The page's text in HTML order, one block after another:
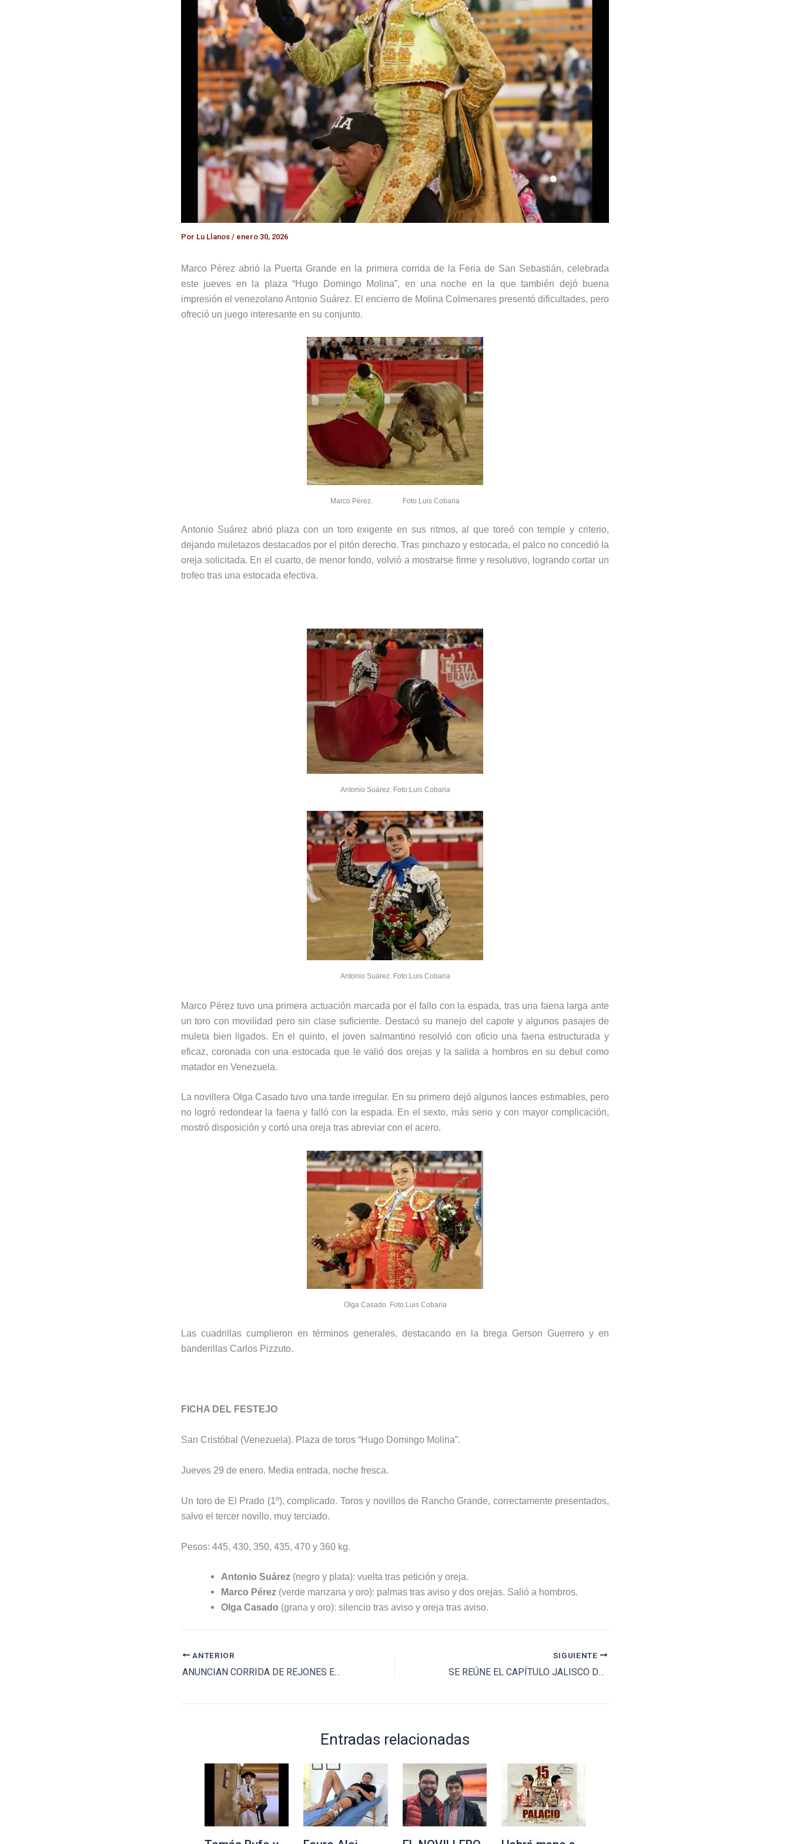
Por Lu Llanos / enero 30, 2026
Marco Pérez abrió la Puerta Grande en la primera corrida de la Feria de San Sebastián, celebrada
este jueves en la plaza “Hugo Domingo Molina”, en una noche en la que también dejó buena
impresión el venezolano Antonio Suárez. El encierro de Molina Colmenares presentó dificultades, pero
ofreció un juego interesante en su conjunto.
Marco Pérez. Foto:Luis Cobaria
Antonio Suárez abrió plaza con un toro exigente en sus ritmos, al que toreó con temple y criterio,
dejando muletazos destacados por el pitón derecho. Tras pinchazo y estocada, el palco no concedió la
oreja solicitada. En el cuarto, de menor fondo, volvió a mostrarse firme y resolutivo, logrando cortar un
trofeo tras una estocada efectiva.
Antonio Suárez. Foto:Luis Cobaria
Antonio Suárez. Foto:Luis Cobaria
Marco Pérez tuvo una primera actuación marcada por el fallo con la espada, tras una faena larga ante
un toro con movilidad pero sin clase suficiente. Destacó su manejo del capote y algunos pasajes de
muleta bien ligados. En el quinto, el joven salmantino resolvió con oficio una faena estructurada y
eficaz, coronada con una estocada que le valió dos orejas y la salida a hombros en su debut como
matador en Venezuela.
La novillera Olga Casado tuvo una tarde irregular. En su primero dejó algunos lances estimables, pero
no logró redondear la faena y falló con la espada. En el sexto, más serio y con mayor complicación,
mostró disposición y cortó una oreja tras abreviar con el acero.
Olga Casado. Foto:Luis Cobaria
Las cuadrillas cumplieron en términos generales, destacando en la brega Gerson Guerrero y en
banderillas Carlos Pizzuto.
FICHA DEL FESTEJO
San Cristóbal (Venezuela). Plaza de toros “Hugo Domingo Molina”.
Jueves 29 de enero. Media entrada, noche fresca.
Un toro de El Prado (1º), complicado. Toros y novillos de Rancho Grande, correctamente presentados,
salvo el tercer novillo, muy terciado.
Pesos: 445, 430, 350, 435, 470 y 360 kg.
Antonio Suárez (negro y plata): vuelta tras petición y oreja.
Marco Pérez (verde manzana y oro): palmas tras aviso y dos orejas. Salió a hombros.
Olga Casado (grana y oro): silencio tras aviso y oreja tras aviso.
ANTERIOR
ANUNCIAN CORRIDA DE REJONES EN VAL’QUIRICO
SIGUIENTE
SE REÚNE EL CAPÍTULO JALISCO DE LA ANCTL EN LA CONCEPCIÓN
Entradas relacionadas